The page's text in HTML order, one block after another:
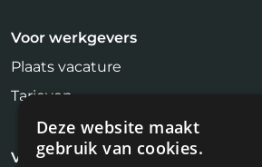
Voor werkgevers
Plaats vacature
Tarieven
Voor kandidaten
Deze website maakt
gebruik van cookies.